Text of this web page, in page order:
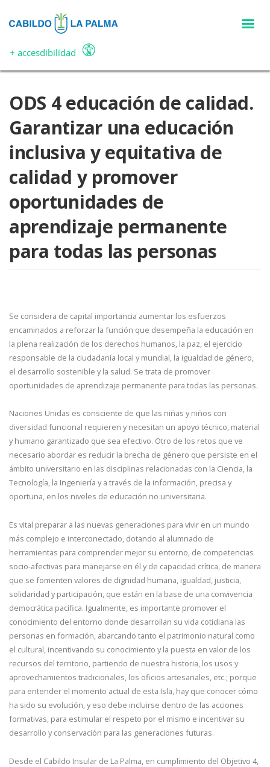
principal
+ accesdibilidad
ODS 4 educación de calidad.
Garantizar una educación
inclusiva y equitativa de
calidad y promover
oportunidades de
aprendizaje permanente
para todas las personas
Se considera de capital importancia aumentar los esfuerzos
encaminados a reforzar la función que desempeña la educación en
la plena realización de los derechos humanos, la paz, el ejercicio
responsable de la ciudadanía local y mundial, la igualdad de género,
el desarrollo sostenible y la salud. Se trata de promover
oportunidades de aprendizaje permanente para todas las personas.
Naciones Unidas es consciente de que las niñas y niños con
diversidad funcional requieren y necesitan un apoyo técnico, material
y humano garantizado que sea efectivo. Otro de los retos que ve
necesario abordar es reducir la brecha de género que persiste en el
ámbito universitario en las disciplinas relacionadas con la Ciencia, la
Tecnología, la Ingeniería y a través de la información, precisa y
oportuna, en los niveles de educación no universitaria.
Es vital preparar a las nuevas generaciones para vivir en un mundo
más complejo e interconectado, dotando al alumnado de
herramientas para comprender mejor su entorno, de competencias
socio-afectivas para manejarse en él y de capacidad crítica, de manera
que se fomenten valores de dignidad humana, igualdad, justicia,
solidaridad y participación, que están en la base de una convivencia
democrática pacífica. Igualmente, es importante promover el
conocimiento del entorno donde desarrollan su vida cotidiana las
personas en formación, abarcando tanto el patrimonio natural como
el cultural, incentivando su conocimiento y la puesta en valor de los
recursos del territorio, partiendo de nuestra historia, los usos y
aprovechamientos tradicionales, los oficios artesanales, etc.; porque
para entender el momento actual de esta Isla, hay que conocer cómo
ha sido su evolución, y eso debe incluirse dentro de las acciones
formativas, para estimular el respeto por el mismo e incentivar su
desarrollo y conservación para las generaciones futuras.
Desde el Cabildo Insular de La Palma, en cumplimiento del Objetivo 4,